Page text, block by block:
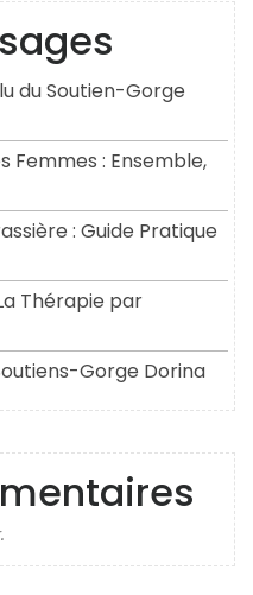
du Soutien-Gorge
Femmes : Ensemble,
: Guide Pratique
Thérapie par
Gorge Dorina